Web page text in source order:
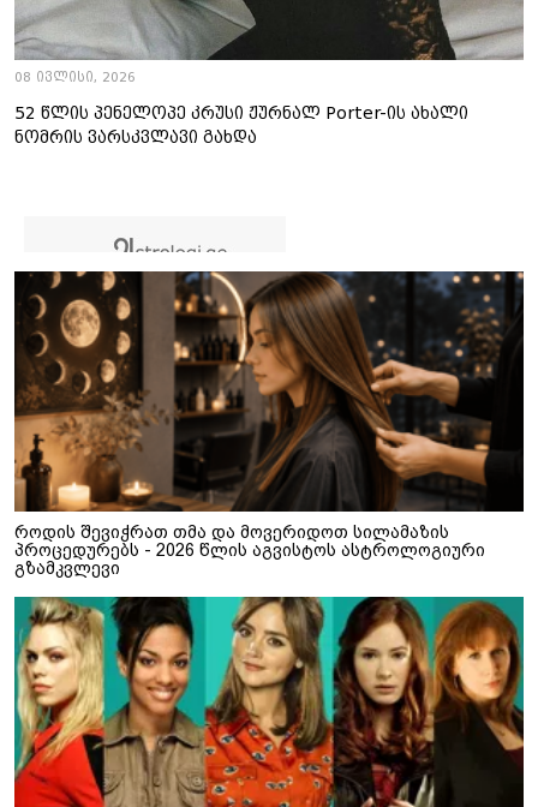
08 ივლისი, 2026
52 წლის პენელოპე კრუსი ჟურნალ Porter-ის ახალი
ნომრის ვარსკვლავი გახდა
როდის შევიჭრათ თმა და მოვერიდოთ სილამაზის
პროცედურებს - 2026 წლის აგვისტოს ასტროლოგიური
გზამკვლევი